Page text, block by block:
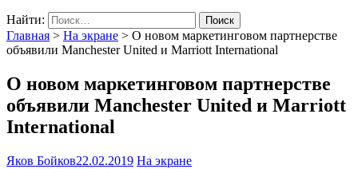
Найти:
Главная > На экране > О новом маркетинговом партнерстве
объявили Manchester United и Marriott International
О новом маркетинговом партнерстве
объявили Manchester United и Marriott
International
Яков Бойков22.02.2019 На экране